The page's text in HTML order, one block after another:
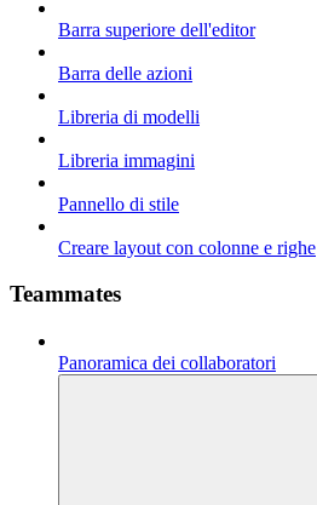
Barra superiore dell'editor
Barra delle azioni
Libreria di modelli
Libreria immagini
Pannello di stile
Creare layout con colonne e righe
Teammates
Panoramica dei collaboratori